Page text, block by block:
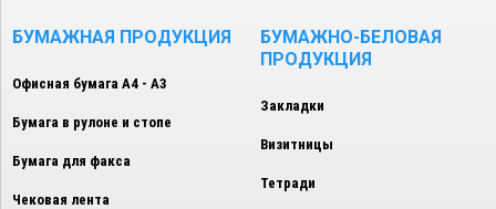
БУМАЖНАЯ ПРОДУКЦИЯ
Офисная бумага А4 - А3
Бумага в рулоне и стопе
Бумага для факса
Чековая лента
БУМАЖНО-БЕЛОВАЯ
ПРОДУКЦИЯ
Закладки
Визитницы
Тетради